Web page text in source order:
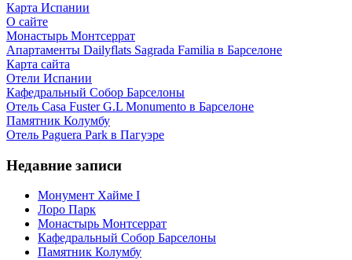
Карта Испании
О сайте
Монастырь Монтсеррат
Апартаменты Dailyflats Sagrada Familia в Барселоне
Карта сайта
Отели Испании
Кафeдрaльный Собор Барселоны
Отель Casa Fuster G.L Monumento в Барселоне
Пaмятник Колумбу
Отель Paguera Park в Пагуэре
Недавние записи
Монумент Хайме I
Лоро Парк
Монастырь Монтсеррат
Кафeдрaльный Собор Барселоны
Пaмятник Колумбу